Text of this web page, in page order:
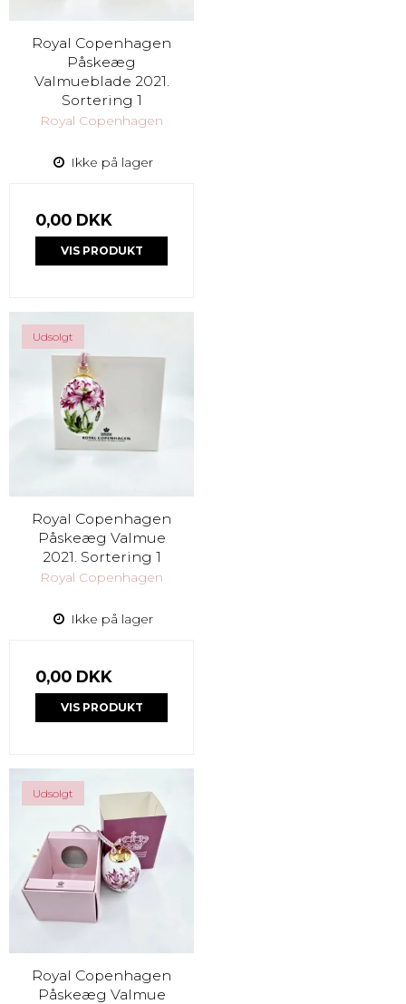
Royal Copenhagen
Påskeæg
Valmueblade 2021.
Sortering 1
Royal Copenhagen
Ikke på lager
0,00 DKK
VIS PRODUKT
Udsolgt
Royal Copenhagen
Påskeæg Valmue
2021. Sortering 1
Royal Copenhagen
Ikke på lager
0,00 DKK
VIS PRODUKT
Udsolgt
Royal Copenhagen
Påskeæg Valmue